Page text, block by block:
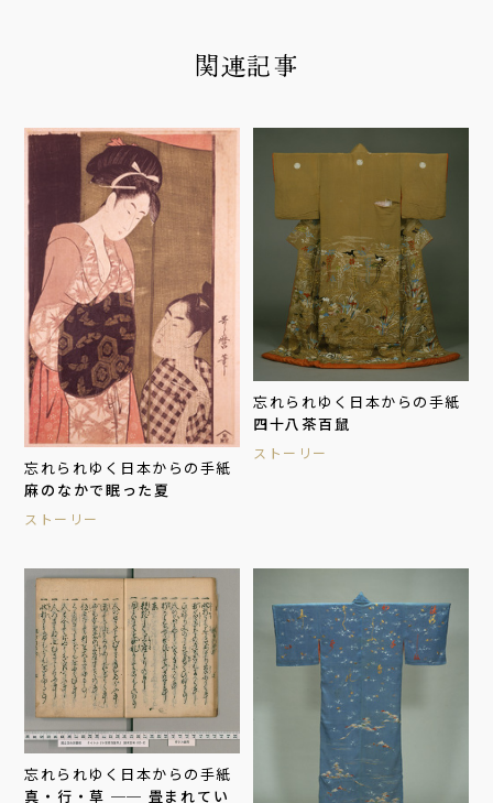
関連記事
忘れられゆく日本からの手紙
麻のなかで眠った夏
ストーリー
忘れられゆく日本からの手紙
四十八茶百鼠
ストーリー
忘れられゆく日本からの手紙
真・行・草 ── 畳まれてい